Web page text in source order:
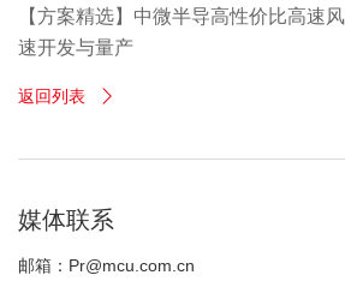
【方案精选】中微半导高性价比高速
速开发与量产
返回列表 
媒体联系
邮箱：Pr@mcu.com.cn